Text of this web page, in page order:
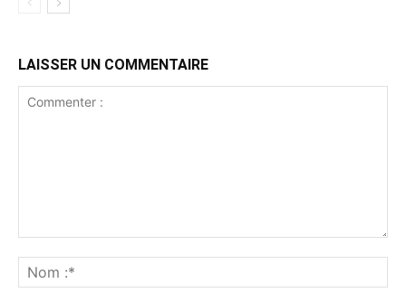
LAISSER UN COMMENTAIRE